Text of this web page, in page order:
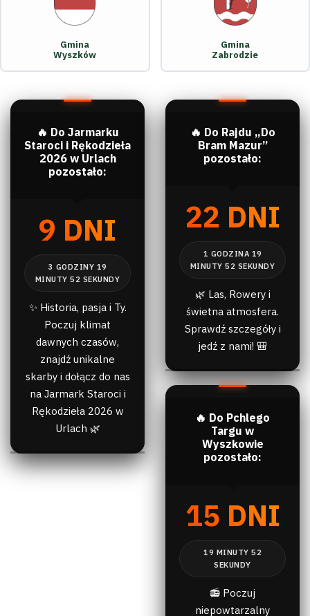
Gmina
Wyszków
Gmina
Zabrodzie
🔥 Do Jarmarku
Staroci i Rękodzieła
2026 w Urlach
pozostało:
9 DNI
✨ Historia, pasja i Ty.
Poczuj klimat
dawnych czasów,
znajdź unikalne
skarby i dołącz do nas
na Jarmark Staroci i
Rękodzieła 2026 w
Urlach 🌿
🔥 Do Rajdu „Do
Bram Mazur”
pozostało:
22 DNI
🌿 Las, Rowery i
świetna atmosfera.
Sprawdź szczegóły i
jedź z nami! 🎒
🔥 Do Pchlego
Targu w
Wyszkowie
pozostało:
15 DNI
📻 Poczuj
niepowtarzalny